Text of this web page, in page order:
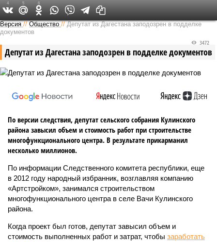
Версия на Кавказе
Версия //Общество //Депутат из Дагестана заподозрен в подделке
документов
Депутат из Дагестана заподозрен в подделке документов
3472
По версии следствия, депутат сельского собрания Кулинского
района завысил объем и стоимость работ при строительстве
многофункционального центра. В результате прикарманил
несколько миллионов.
По информации Следственного комитета республики, еще
в 2012 году народный избранник, возглавляя компанию
«Артстройком», занимался строительством
многофункционального центра в селе Вачи Кулинского
района.
Когда проект был готов, депутат завысил объем и
стоимость выполненных работ и затрат, чтобы заработать
4 5 6